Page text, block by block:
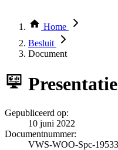
Thema COVID-19
Bekijk per
Home
Besluit
Document
Presentatie
Gepubliceerd op:
10 juni 2022
Documentnummer:
VWS-WOO-Spc-